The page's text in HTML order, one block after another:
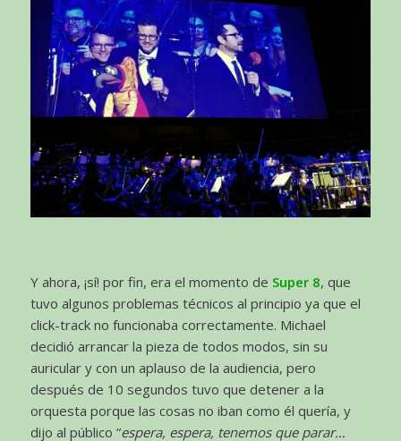
Y ahora, ¡sí! por fin, era el momento de Super 8, que
tuvo algunos problemas técnicos al principio ya que el
click-track no funcionaba correctamente. Michael
decidió arrancar la pieza de todos modos, sin su
auricular y con un aplauso de la audiencia, pero
después de 10 segundos tuvo que detener a la
orquesta porque las cosas no iban como él quería, y
dijo al público “espera, espera, tenemos que parar…